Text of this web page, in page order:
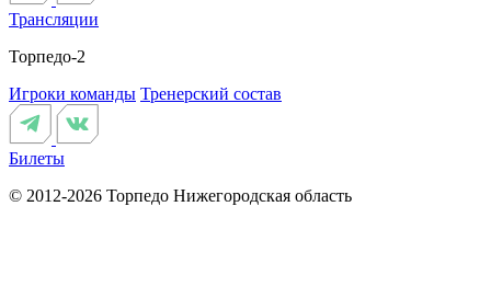
Трансляции
Торпедо-2
Игроки команды Тренерский состав
Билеты
© 2012-2026 Торпедо Нижегородская область